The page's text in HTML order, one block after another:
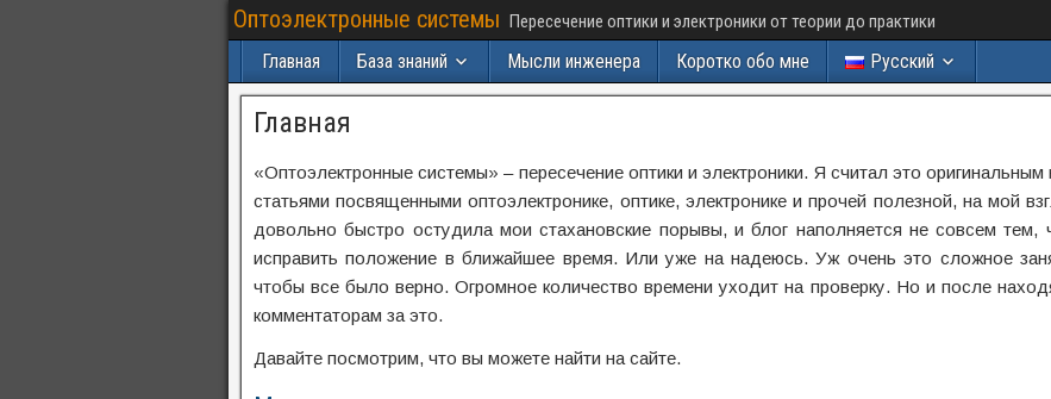
Оптоэлектронные системы Пересечение оптики и электроники от теории до практики
Главная База знаний Мысли инженера Коротко обо мне Русский
Главная
«Оптоэлектронные системы» – пересечение оптики и электроники. Я считал это
статьями посвященными оптоэлектронике, оптике, электронике и прочей полезной, на мой
довольно быстро остудила мои стахановские порывы, и блог наполняется не совсем
исправить положение в ближайшее время. Или уже на надеюсь. Уж очень это сложное
чтобы все было верно. Огромное количество времени уходит на проверку. Но и после
комментаторам за это.
Давайте посмотрим, что вы можете найти на сайте.